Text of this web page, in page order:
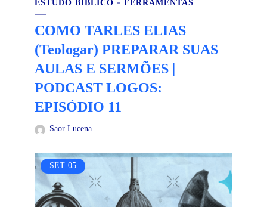
ESTUDO BÍBLICO FERRAMENTAS
COMO TARLES ELIAS
(Teologar) PREPARAR SUAS
AULAS E SERMÕES |
PODCAST LOGOS:
EPISÓDIO 11
Saor Lucena
SET 05